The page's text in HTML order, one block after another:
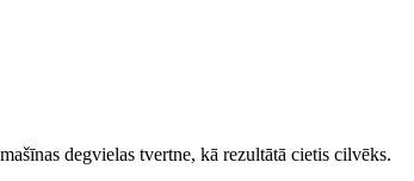
degvielas tvertne, kā rezultātā cietis cilvēks.